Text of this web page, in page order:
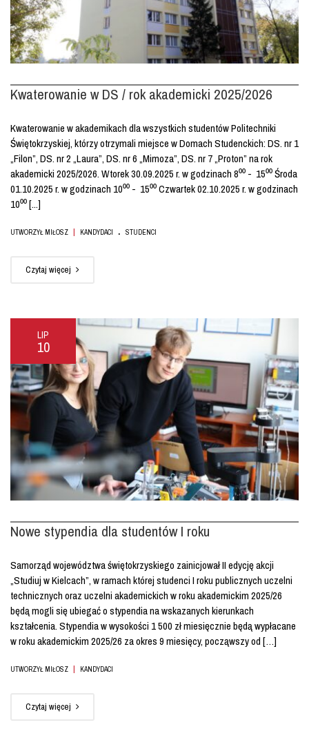
Kwaterowanie w DS / rok akademicki 2025/2026
Kwaterowanie w akademikach dla wszystkich studentów Politechniki
Świętokrzyskiej, którzy otrzymali miejsce w Domach Studenckich: DS. nr 1
„Filon”, DS. nr 2 „Laura”, DS. nr 6 „Mimoza”, DS. nr 7 „Proton” na rok
akademicki 2025/2026. Wtorek 30.09.2025 r. w godzinach 8⁰⁰ - 15⁰⁰ Środa
01.10.2025 r. w godzinach 10⁰⁰ - 15⁰⁰ Czwartek 02.10.2025 r. w godzinach
10⁰⁰ [...]
UTWORZYŁ MIŁOSZ | KANDYDACI . STUDENCI
Czytaj więcej
LIP
10
Nowe stypendia dla studentów I roku
Samorząd województwa świętokrzyskiego zainicjował II edycję akcji
„Studiuj w Kielcach”, w ramach której studenci I roku publicznych uczelni
technicznych oraz uczelni akademickich w roku akademickim 2025/26
będą mogli się ubiegać o stypendia na wskazanych kierunkach
kształcenia. Stypendia w wysokości 1 500 zł miesięcznie będą wypłacane
w roku akademickim 2025/26 za okres 9 miesięcy, począwszy od […]
UTWORZYŁ MIŁOSZ | KANDYDACI
Czytaj więcej